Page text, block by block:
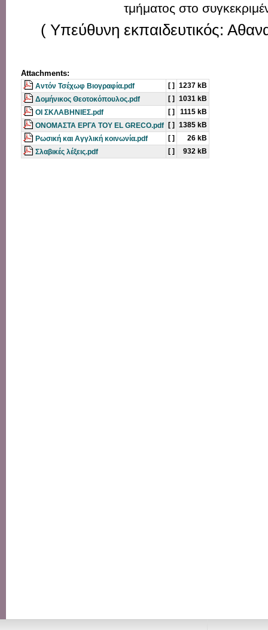
τμήματος στο
( Υπεύθυνη εκπαιδευτικός:
Attachments:
Αντόν Τσέχωφ Βιογραφία.pdf [ ]
1237 kB
Δομήνικος Θεοτοκόπουλος.pdf
[ ]
1031 kB
ΟΙ ΣΚΛΑΒΗΝΙΕΣ.pdf
[ ]
1115 kB
ΟΝΟΜΑΣΤΑ ΕΡΓΑ ΤΟΥ EL GRECO.pdf
[ ]
1385 kB
Ρωσική και Αγγλική κοινωνία.pdf
[ ]
26 kB
Σλαβικές λέξεις.pdf
[ ] 932 kB